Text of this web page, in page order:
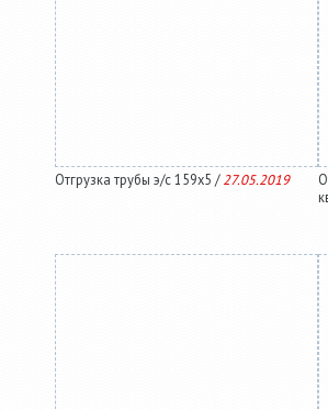
Отгрузка трубы э/с 159х5 / 27.05.2019